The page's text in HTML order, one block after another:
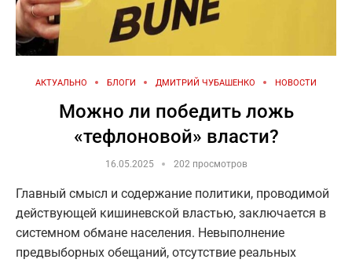
АКТУАЛЬНО БЛОГИ ДМИТРИЙ ЧУБАШЕНКО НОВОСТИ
Можно ли победить ложь
«тефлоновой» власти?
16.05.2025 202 просмотров
Главный смысл и содержание политики, проводимой
действующей кишиневской властью, заключается в
системном обмане населения. Невыполнение
предвыборных обещаний, отсутствие реальных